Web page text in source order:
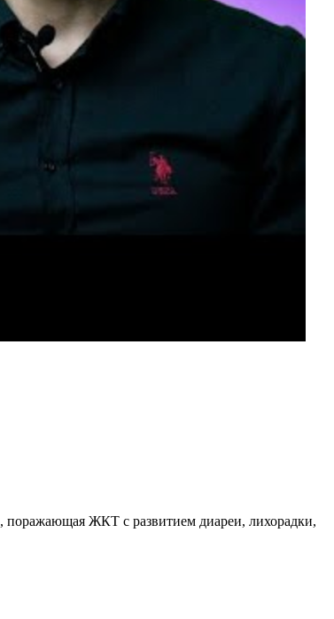
поражающая ЖКТ с развитием диареи, лихорадки,